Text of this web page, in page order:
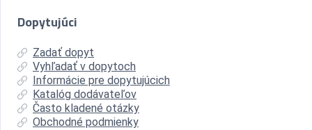
Dopytujúci
Zadať dopyt
Vyhľadať v dopytoch
Informácie pre dopytujúcich
Katalóg dodávateľov
Často kladené otázky
Obchodné podmienky